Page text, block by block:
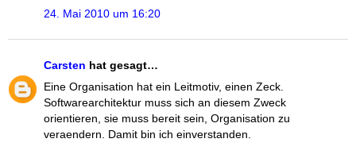
24. Mai 2010 um 16:20
Carsten hat gesagt…
Eine Organisation hat ein Leitmotiv, einen Zeck.
Softwarearchitektur muss sich an diesem Zweck
orientieren, sie muss bereit sein, Organisation zu
veraendern. Damit bin ich einverstanden.